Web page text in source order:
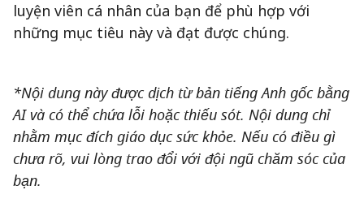
luyện viên cá nhân của bạn để phù hợp với
những mục tiêu này và đạt được chúng.
*Nội dung này được dịch từ bản tiếng Anh gốc bằng
AI và có thể chứa lỗi hoặc thiếu sót. Nội dung chỉ
nhằm mục đích giáo dục sức khỏe. Nếu có điều gì
chưa rõ, vui lòng trao đổi với đội ngũ chăm sóc của
bạn.